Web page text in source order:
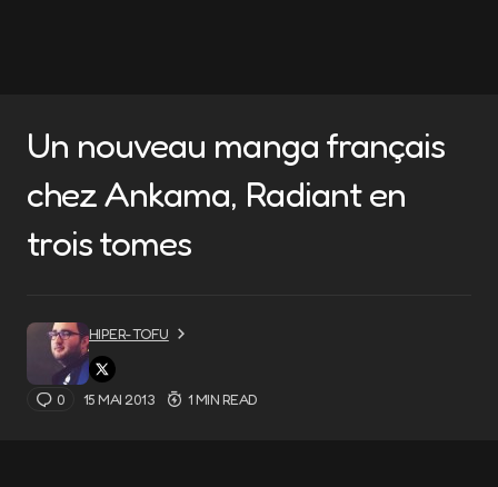
Un nouveau manga français
chez Ankama, Radiant en
trois tomes
HIPER-TOFU
0 15 MAI 2013 1 MIN READ